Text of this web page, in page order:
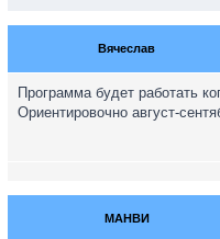
Вячеслав
Программа будет работать
Ориентировочно август-
МАНВИ